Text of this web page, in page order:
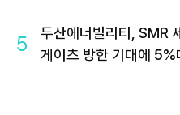
5
두산에너빌리티, SMR
게이츠 방한 기대에 5%